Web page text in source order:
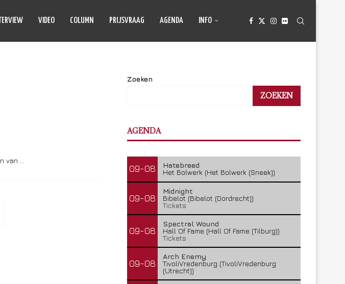
VIDEO COLUMN PRIJSVRAAG AGENDA INFO
van …
Zoeken
ZOEKEN
AGENDA
09-08
Hatebreed
Het Bolwerk (Het Bolwerk (Sneek))
09-08
Midnight
Bibelot (Bibelot (Dordrecht))
Tickets
09-08
Spectral Wound
Hall Of Fame (Hall Of Fame (Tilburg))
Tickets
09-08
Arch Enemy
TivoliVredenburg (TivoliVredenburg
(Utrecht))